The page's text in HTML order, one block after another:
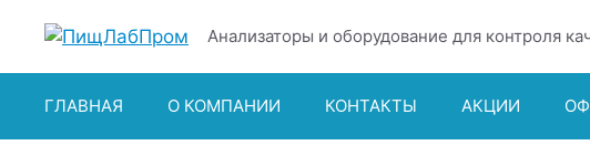
содержимому
Анализаторы и оборудование для контроля
ГЛАВНАЯ О КОМПАНИИ КОНТАКТЫ АКЦИИ